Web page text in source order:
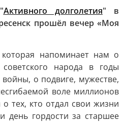
Активного долголетия" в
прошёл вечер «Моя
напоминает нам о
народа в годы
о подвиге, мужестве,
воле миллионов
тех, кто отдал свои жизни
гордости за старшее